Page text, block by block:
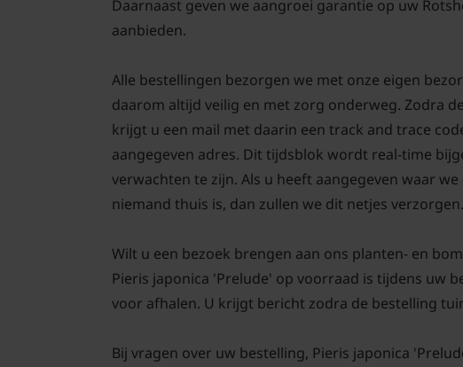
Daarnaast geven we aangroei garantie op uw
aanbieden.
Alle bestellingen bezorgen we met onze eigen
daarom altijd veilig en met zorg onderweg. Zodra
krijgt u een mail met daarin een track and trace
aangegeven adres. Dit tijdsblok wordt real-time
verwachten te zijn. Als u heeft aangegeven waar
niemand thuis is, dan zullen we dit netjes verzorgen.
Wilt u een bezoek brengen aan ons planten- en
Pieris japonica 'Prelude' op voorraad is tijdens uw
voor afhalen. U krijgt bericht zodra de bestelling
Bij vragen over uw bestelling, Pieris japonica